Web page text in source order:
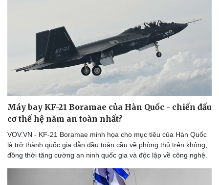
Doanh nghiệp
Thông tin doanh nghiệp
Doanh nghiệp 24h
Công nghệ
Tin Công nghệ
Trải nghiệm
Chuyển đổi số
Máy bay KF-21 Boramae của Hàn Quốc - chiến đấu
cơ thế hệ năm an toàn nhất?
VOV.VN - KF-21 Boramae minh họa cho mục tiêu của Hàn Quốc
là trở thành quốc gia dẫn đầu toàn cầu về phòng thủ trên không,
đồng thời tăng cường an ninh quốc gia và độc lập về công nghệ.